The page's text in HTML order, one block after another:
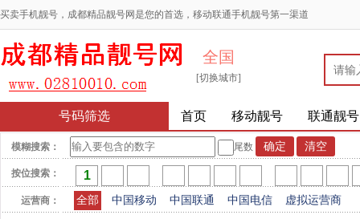
买卖手机靓号，成都精品靓号网是您的首选，移动联通手机靓号第一渠道
全国
[切换城市]
号码筛选 首页 移动靓号 联通靓号
模糊搜索： 尾数
按位搜索：
运营商： 全部 中国移动 中国联通 中国电信 虚拟运营商